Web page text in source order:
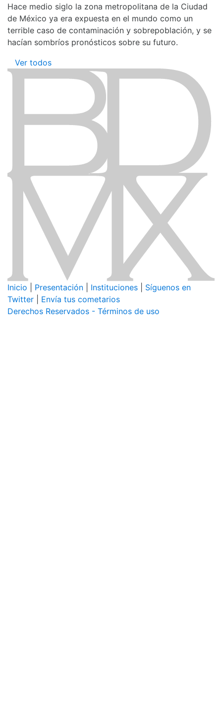
Hace medio siglo la zona metropolitana de la Ciudad
de México ya era expuesta en el mundo como un
terrible caso de contaminación y sobrepoblación, y se
hacían sombríos pronósticos sobre su futuro.
Ver todos
Inicio Presentación Instituciones
Síguenos en
Twitter
Envía tus cometarios
Derechos Reservados - Términos de uso